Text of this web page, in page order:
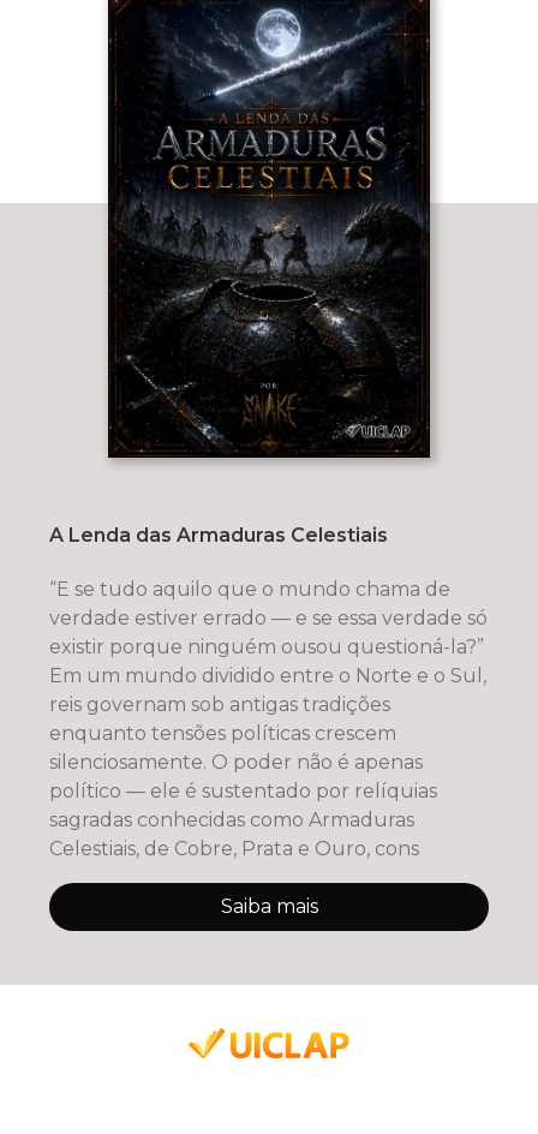
A Lenda das Armaduras Celestiais
“E se tudo aquilo que o mundo chama de
verdade estiver errado — e se essa verdade só
existir porque ninguém ousou questioná-la?”
Em um mundo dividido entre o Norte e o Sul,
reis governam sob antigas tradições
enquanto tensões políticas crescem
silenciosamente. O poder não é apenas
político — ele é sustentado por relíquias
sagradas conhecidas como Armaduras
Celestiais, de Cobre, Prata e Ouro, cons
Saiba mais